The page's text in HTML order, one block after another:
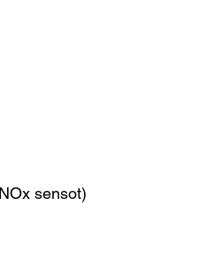
sensot)